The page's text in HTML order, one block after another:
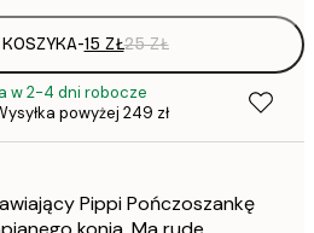
-15 ZŁ25 ZŁ
w 2-4 dni robocze
powyżej 249 zł
Pippi Pończoszankę